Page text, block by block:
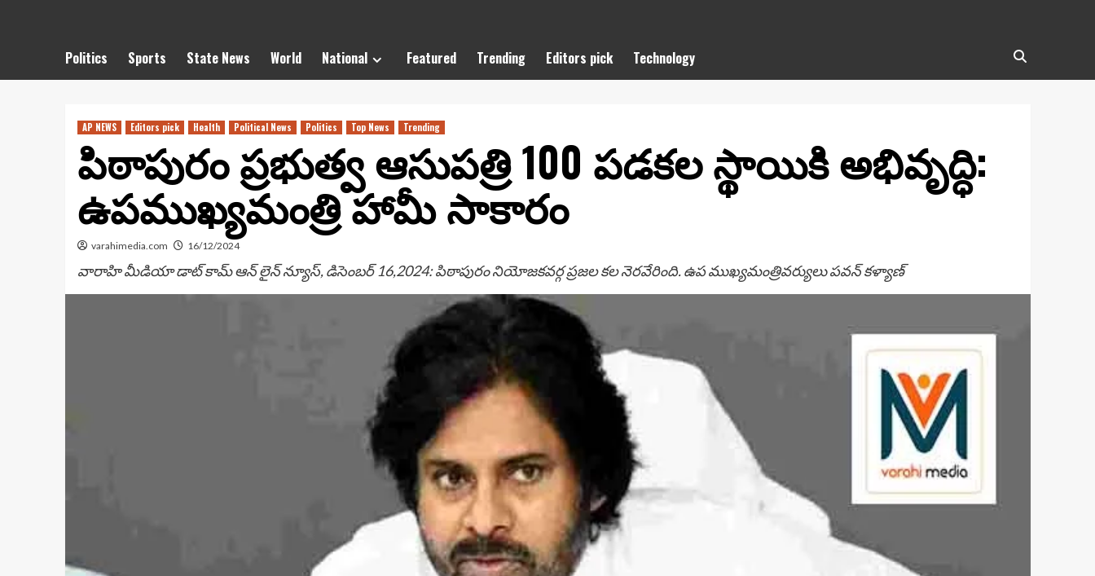
Politics Sports State News World National Featured Trending Editors pick Technology
AP NEWS Editors pick Health Political News Politics Top News Trending
పిఠాపురం ప్రభుత్వ ఆసుపత్రి 100 పడకల స్థాయికి అభివృద్ధి:
ఉపముఖ్యమంత్రి హామీ సాకారం
varahimedia.com 16/12/2024
వారాహి మీడియా డాట్ కామ్ ఆన్ లైన్ న్యూస్, డిసెంబర్ 16,2024: పిఠాపురం నియోజకవర్గ ప్రజల కల నెరవేరింది. ఉప ముఖ్యమంత్రివర్యులు పవన్ కళ్యాణ్